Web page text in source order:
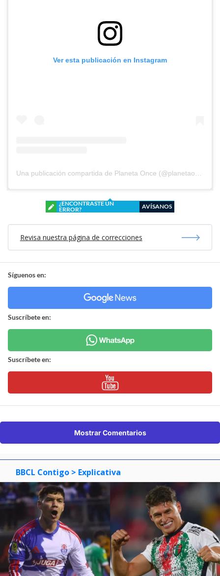
Ver esta publicación en Instagram
Una publicación compartida de Planeta Once (@planetaoncefem)
¿ENCONTRASTE UN
ERROR?
AVÍSANOS
Revisa nuestra página de correcciones
Síguenos en:
Suscríbete en:
Suscríbete en:
Mostrar Comentarios
BBCL Contigo > Explicativa